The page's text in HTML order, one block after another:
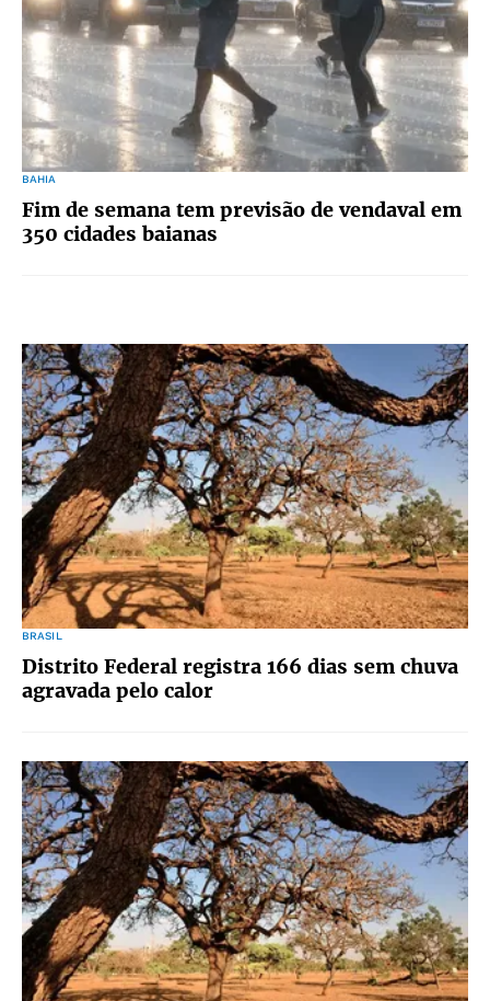
BAHIA
Fim de semana tem previsão de vendaval em
350 cidades baianas
BRASIL
Distrito Federal registra 166 dias sem chuva
agravada pelo calor